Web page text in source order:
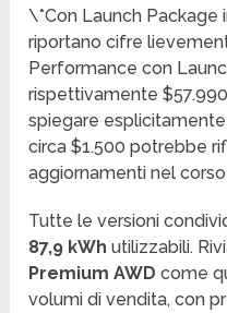
\*Con Launch Package
riportano cifre
Performance con
rispettivamente
spiegare
circa $1.500 potrebbe
aggiornamenti nel
Tutte le versioni
87,9 kWh utilizzabili.
Premium AWD come
volumi di vendita, con